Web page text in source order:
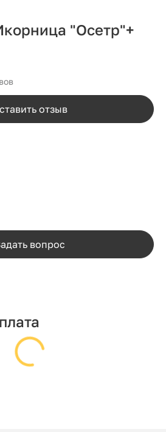
"Осетр"+
отзыв
вопрос